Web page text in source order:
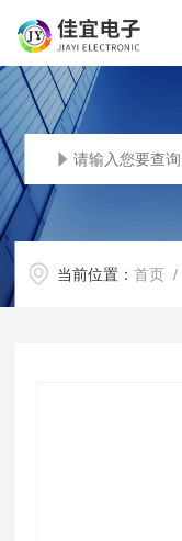
当前位置：首页 /